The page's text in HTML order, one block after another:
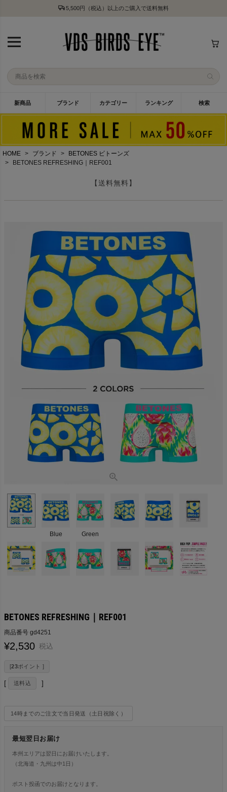
5,500円（税込）以上のご購入で送料無料
新商品 ブランド カテゴリー ランキング 検索
HOME ブランド
BETONES ビトーンズ
BETONES REFRESHING｜REF001
【送料無料】
Blue Green
BETONES REFRESHING｜REF001
商品番号 gd4251
¥2,530 税込
[23ポイント ]
送料込
14時までのご注文で当日発送（土日祝除く）
最短翌日お届け
本州エリアは翌日にお届けいたします。
（北海道・九州は中1日）
ポスト投函でのお届けとなります。